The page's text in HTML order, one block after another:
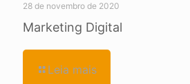
28 de novembro de 2020
Marketing Digital
Leia mais